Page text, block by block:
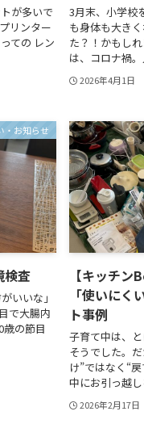
が多いで
リンター
ての レン
3月末、小学校
も身体も大き
た？！かもし
は、コロナ禍
2026年4月1日
・お知らせ
検査
いいな」
で大腸内
の節目
【キッチ
「使いにく
ト事例
子育て中は、
そうでした。
け”ではなく“
中にお引っ越
2026年2月17日